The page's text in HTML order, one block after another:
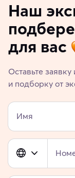
Наш
для вас
Оставьте
и подборку от
Имя